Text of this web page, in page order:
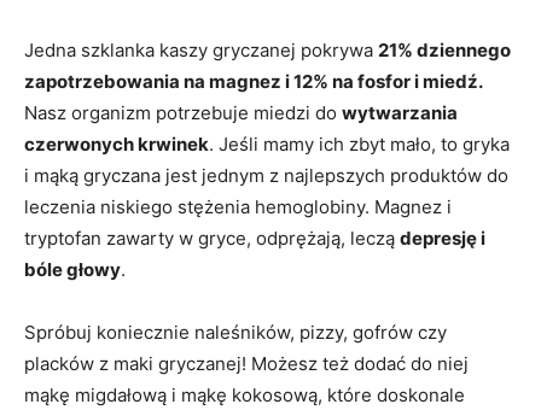
Jedna szklanka kaszy gryczanej pokrywa 21% dziennego
zapotrzebowania na magnez i 12% na fosfor i miedź.
Nasz organizm potrzebuje miedzi do wytwarzania
czerwonych krwinek. Jeśli mamy ich zbyt mało, to gryka
i mąką gryczana jest jednym z najlepszych produktów do
leczenia niskiego stężenia hemoglobiny. Magnez i
tryptofan zawarty w gryce, odprężają, leczą depresję i
bóle głowy.
Spróbuj koniecznie naleśników, pizzy, gofrów czy
placków z maki gryczanej! Możesz też dodać do niej
mąkę migdałową i mąkę kokosową, które doskonale